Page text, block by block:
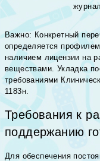
Важно: Конкретный
определяется
наличием лицензии на
веществами. Укладка
требованиями
1183н.
Требования к
поддержанию
Для обеспечения